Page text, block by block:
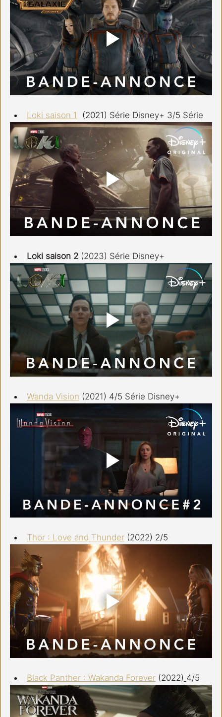
Loki saison 1
  (2021) Série Disney+ 3/5 Série
Loki saison 2 (2023) Série Disney+
Wanda Vision (2021) 4/5 Série Disney+
Thor : Love and Thunder (2022) 2/5
Black Panther : Wakanda Forever (2022) 4/5